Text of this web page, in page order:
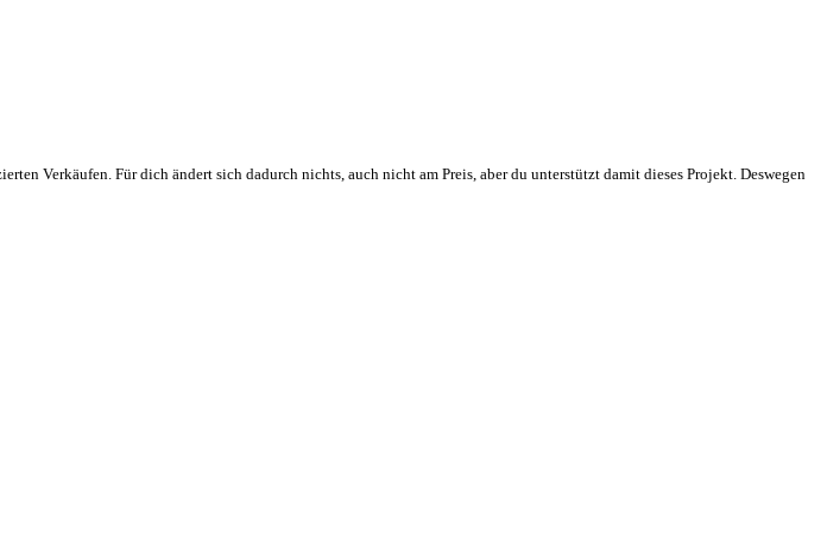
Verkäufen. Für dich ändert sich dadurch nichts, auch nicht am Preis, aber du unterstützt damit dieses Projekt. Deswegen